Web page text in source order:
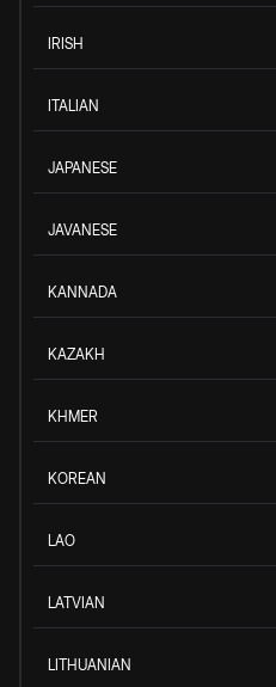
IRISH
ITALIAN
JAPANESE
JAVANESE
KANNADA
KAZAKH
KHMER
KOREAN
LAO
LATVIAN
LITHUANIAN